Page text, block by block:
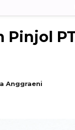
Pinjol
Anggraeni